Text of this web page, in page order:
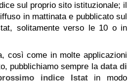
sul proprio sito istituzionale; il
in mattinata e pubblicato sul
solitamente verso le 10 o in
così come in molte applicazioni
pubblichiamo sempre la data di
indice Istatin modo